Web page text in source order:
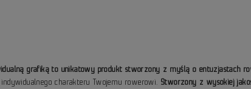
grafiką to unikatowy produkt stworzony z myślą o entuzjastach
charakteru Twojemu rowerowi.Stworzony z wysokiej